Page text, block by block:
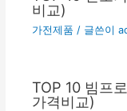
비교)
가전제품 / 글쓴이
TOP 10 빔프
가격비교)